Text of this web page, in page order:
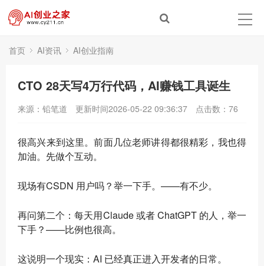
首页 AI资讯 AI创业指南
CTO 28天写4万行代码，AI赚钱工具诞生
来源：铅笔道 更新时间2026-05-22 09:36:37 点击数： 76
很高兴来到这里。前面几位老师讲得都很精彩，我也得
加油。先做个互动。
现场有CSDN 用户吗？举一下手。——有不少。
再问第二个：每天用Claude 或者 ChatGPT 的人，举一
下手？——比例也很高。
这说明一个现实：AI 已经真正进入开发者的日常。